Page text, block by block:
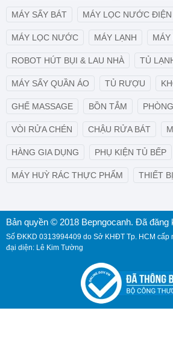
MÁY SẤY BÁT MÁY LỌC NƯỚC ĐIỆN
MÁY LỌC NƯỚC MÁY LẠNH MÁY
ROBOT HÚT BỤI & LAU NHÀ TỦ
MÁY SẤY QUẦN ÁO TỦ RƯỢU
GHẾ MASSAGE BỒN TẮM
VÒI RỬA CHÉN CHẬU RỬA BÁT
HÀNG GIA DỤNG PHỤ KIỆN TỦ BẾP
MÁY HUỲ RÁC THỰC PHẨM THIẾT
Bản quyền © 2018 Bepngocanh. Đã đăng
Số ĐKKD 0313994409 do Sở KHĐT Tp. HCM cấp
đại diện: Lê Kim Tường